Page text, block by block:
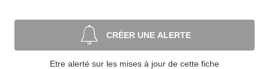
CRÉER UNE ALERTE
Etre alerté sur les mises à jour de cette fiche